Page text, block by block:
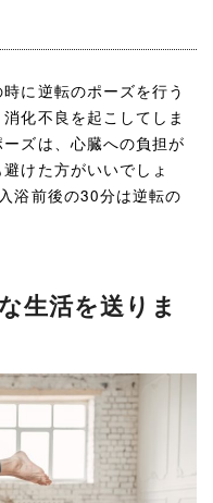
に逆転のポーズを行う
化不良を起こしてしま
ズは、心臓への負担が
けた方がいいでしょ
浴前後の30分は逆転の
生活を送りま